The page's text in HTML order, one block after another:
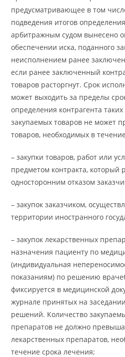
предусматривающее в том
подведения итогов
арбитражным судом вынесено
обеспечении иска, поданного
неисполнением ранее
если ранее заключенный
товаров расторгнут. Срок
может выходить за пределы
определения контрагента
закупаемых товаров не может
товаров, необходимых в
– закупки товаров, работ или
предметом контракта, который
односторонним отказом
– закупок заказчиком,
территории иностранного
– закупок лекарственных
назначения пациенту по
(индивидуальная
показаниям) по решению
фиксируется в медицинской
журнале принятых на
решений. Количество
препаратов не должно
лекарственных препаратов,
течение срока лечения;